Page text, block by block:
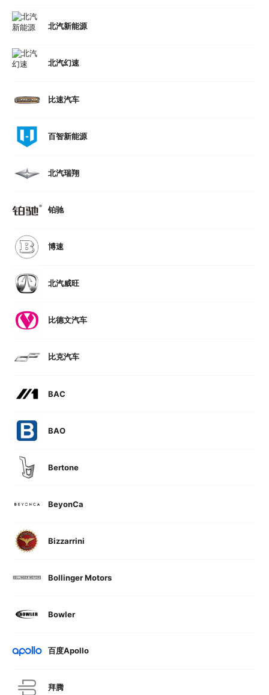
北汽新能源
北汽幻速
比速汽车
百智新能源
北汽瑞翔
铂驰
博速
北汽威旺
比德文汽车
比克汽车
BAC
BAO
Bertone
BeyonCa
Bizzarrini
Bollinger Motors
Bowler
百度Apollo
拜腾